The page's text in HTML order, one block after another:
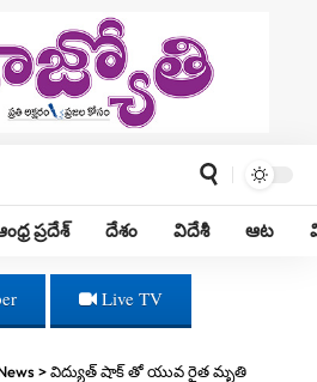
ప్రదేశ్ దేశం విదేశీ ఆట
Live TV
>విద్యుత్ షాక్ తో యువ రైత మృతి